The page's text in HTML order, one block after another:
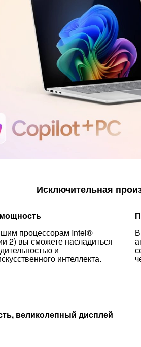
Исключительная
процессорам Intel®
2) вы сможете насладиться
и
интеллекта.
великолепный дисплей